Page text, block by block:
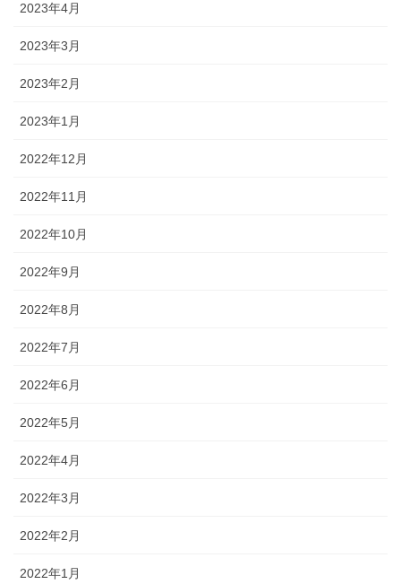
2023年4月
2023年3月
2023年2月
2023年1月
2022年12月
2022年11月
2022年10月
2022年9月
2022年8月
2022年7月
2022年6月
2022年5月
2022年4月
2022年3月
2022年2月
2022年1月